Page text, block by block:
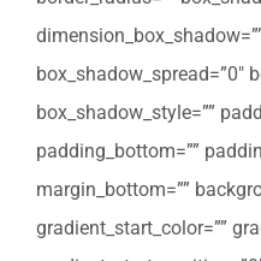
box_shadow_spread=”0″
box_shadow_style=””
padding_bottom=””
margin_bottom=””
gradient_start_color=””